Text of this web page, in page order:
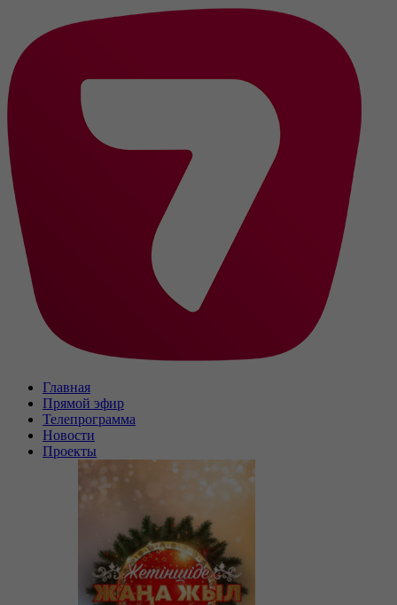
Главная
Прямой эфир
Телепрограмма
Новости
Проекты